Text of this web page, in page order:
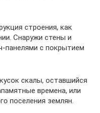
строения, как
Снаружи стены и
панелями с покрытием
скалы, оставшийся
времена, или
поселения землян.